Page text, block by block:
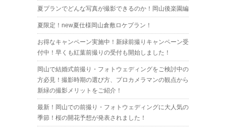
夏プランでどんな写真が撮影できるのか！岡山後楽園編
夏限定！new夏仕様岡山倉敷ロケプラン！
お得なキャンペーン実施中！新緑前撮りキャンペーン受
付中！早くも紅葉前撮りの受付も開始しました！
岡山で結婚式前撮り・フォトウェディングをご検討中の
方必見！撮影時期の選び方、プロカメラマンの観点から
新緑の撮影メリットをご紹介！
最新！岡山での前撮り・フォトウェディングに大人気の
季節！桜の開花予想が発表されました！